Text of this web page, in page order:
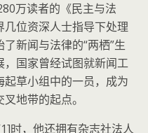
万读者的《民主与法
位资深人士指导下处理
新闻与法律的“两栖”生
国家曾经试图就新闻工
草小组中的一员，成为
地带的起点。
时，他还拥有杂志社法人